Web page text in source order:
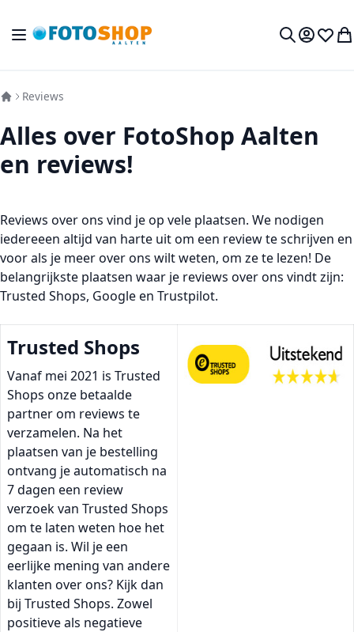
Toggle Nav
Mijn
Reviews
Alles over FotoShop Aalten
en reviews!
Reviews over ons vind je op vele plaatsen. We nodigen
iedereeen altijd van harte uit om een review te schrijven en
voor als je meer over ons wilt weten, om ze te lezen! De
belangrijkste plaatsen waar je reviews over ons vindt zijn:
Trusted Shops, Google en Trustpilot.
Trusted Shops
Vanaf mei 2021 is Trusted
Shops onze betaalde
partner om reviews te
verzamelen. Na het
plaatsen van je bestelling
ontvang je automatisch na
7 dagen een review
verzoek van Trusted Shops
om te laten weten hoe het
gegaan is. Wil je een
eerlijke mening van andere
klanten over ons? Kijk dan
bij Trusted Shops. Zowel
positieve als negatieve